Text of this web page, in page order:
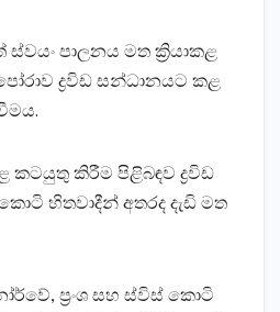
පාලනය මත ක්‍රියාකළ
ද්‍රවිඩ සන්ධානයට කළ
කටයුතු කිරීම පිළිබඳව ද්‍රවිඩ
හිතවාදීන් අතරද දැඩි මත
ප්‍රංශ සහ ස්‌විස්‌ කොටි